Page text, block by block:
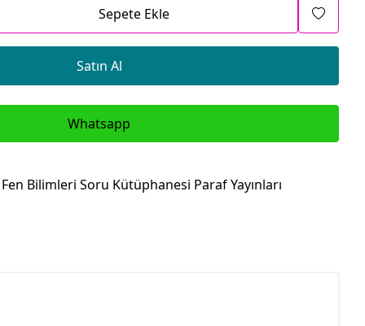
Sepete Ekle
Satın Al
Whatsapp
Fen Bilimleri Soru Kütüphanesi Paraf Yayınları